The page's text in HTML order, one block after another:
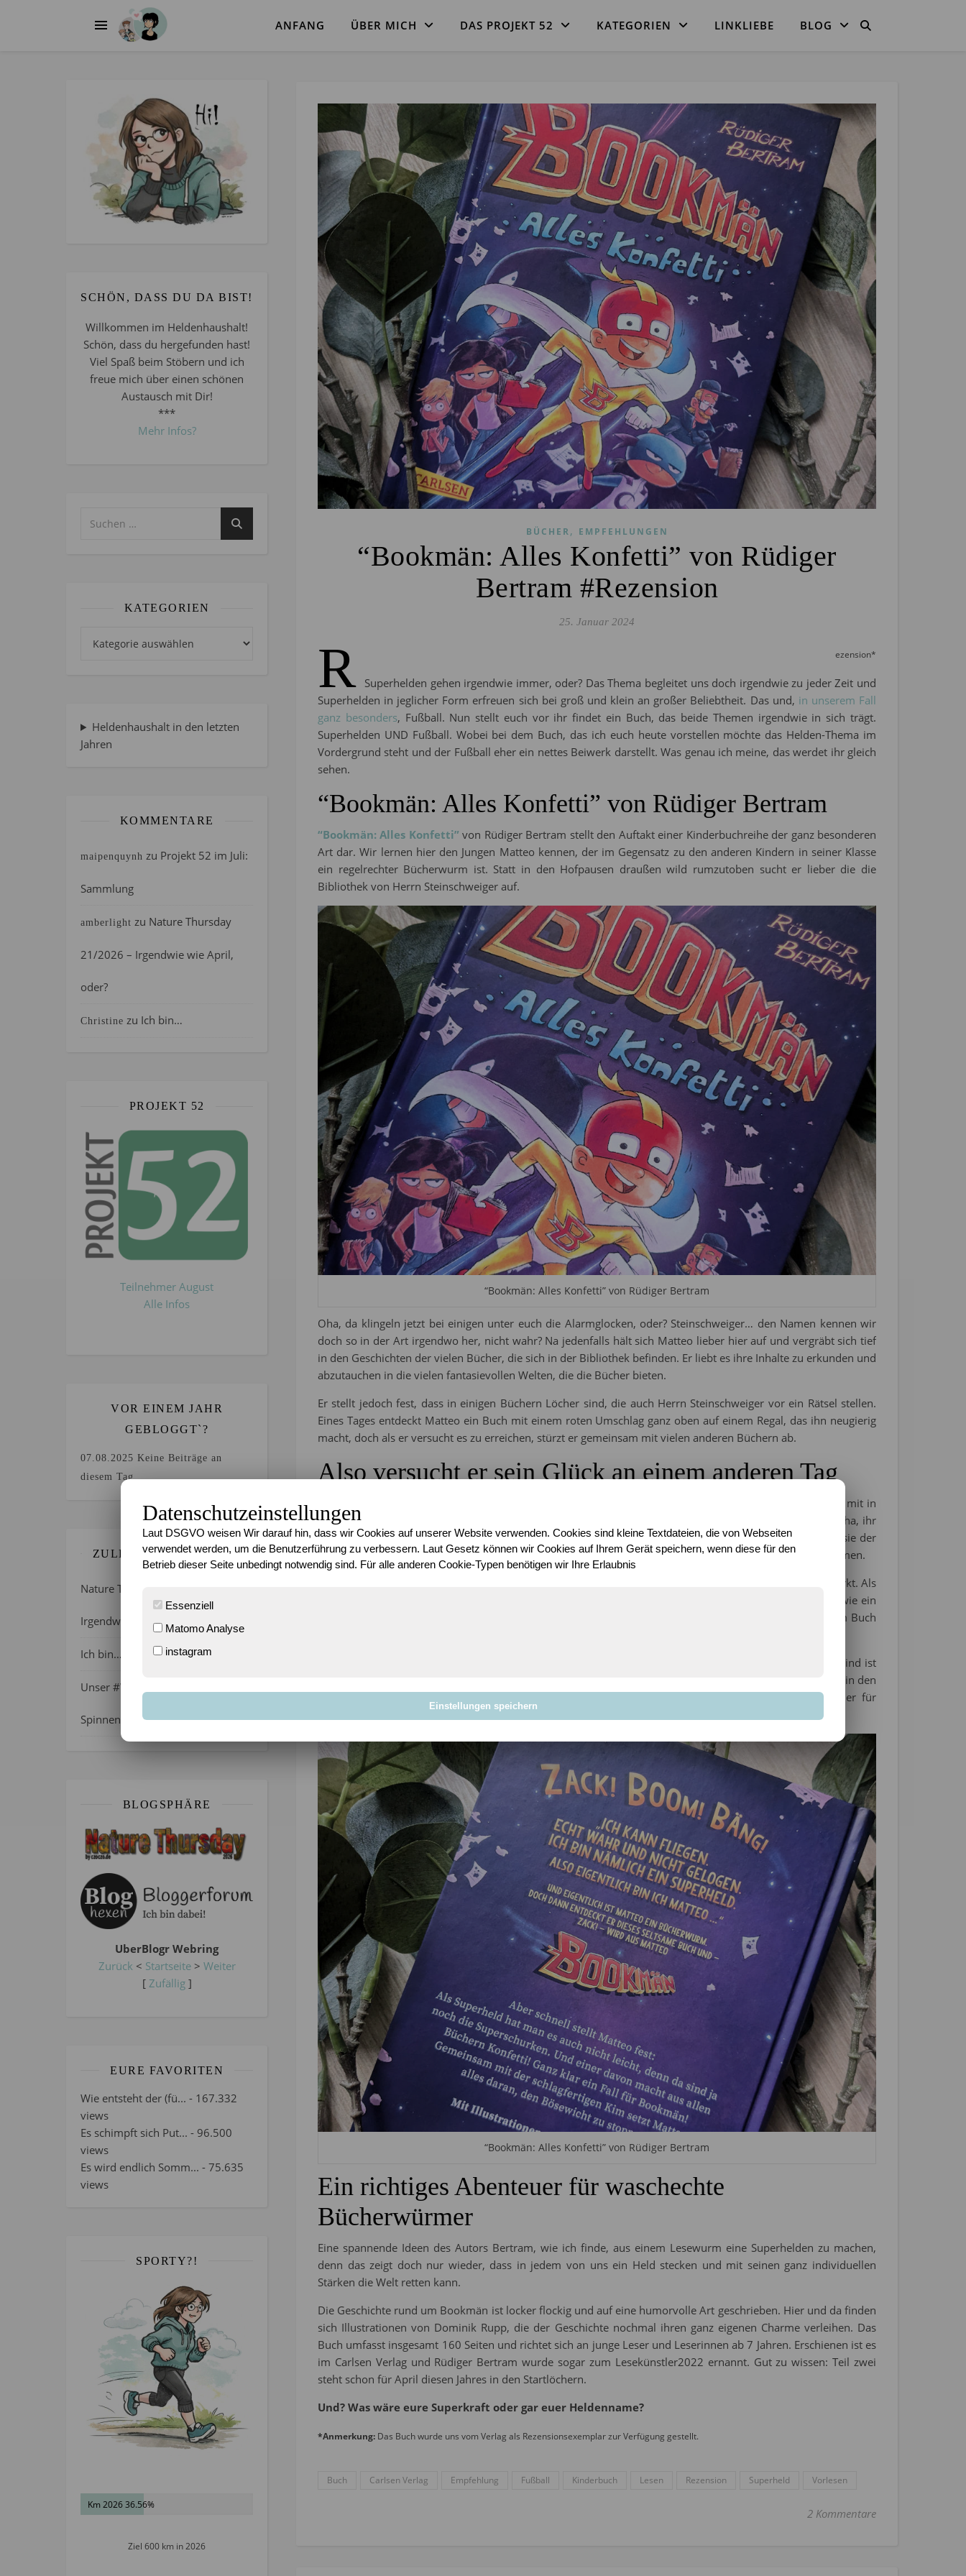
ANFANG ÜBER MICH DAS PROJEKT 52 KATEGORIEN LINKLIEBE BLOG
SCHÖN, DASS DU DA BIST!
Willkommen im Heldenhaushalt!
Schön, dass du hergefunden hast!
Viel Spaß beim Stöbern und ich
freue mich über einen schönen
Austausch mit Dir!
***
Mehr Infos?
KATEGORIEN
Heldenhaushalt in den letzten
Jahren
KOMMENTARE
maipenquynh zu Projekt 52 im Juli:
Sammlung
amberlight zu Nature Thursday
21/2026 – Irgendwie wie April,
oder?
Christine zu Ich bin…
PROJEKT 52
Teilnehmer August
Alle Infos
VOR EINEM JAHR
GEBLOGGT`?
07.08.2025 Keine Beiträge an
diesem Tag.
ZULETZT GEBLOGGT…
Nature Thursday 21/2026 –
Irgendwie wie April, oder?
Ich bin…
Unser #WIB am 01./02.08.2026 –
Spinnenalarm!
BLOGSPHÄRE
UberBlogr Webring
Zurück < Startseite> Weiter
[ Zufällig]
EURE FAVORITEN
Wie entsteht der (fü... - 167.332
views
Es schimpft sich Put... - 96.500
views
Es wird endlich Somm... - 75.635
views
SPORTY?!
Km 2026 36.56%
Ziel 600 km in 2026
BÜCHER, EMPFEHLUNGEN
“Bookmän: Alles Konfetti” von Rüdiger
Bertram #Rezension
25. Januar 2024
R ezension*
Superhelden gehen irgendwie immer, oder? Das Thema begleitet uns doch irgendwie zu jeder Zeit und
Superhelden in jeglicher Form erfreuen sich bei groß und klein an großer Beliebtheit. Das und, in unserem Fall
ganz besonders, Fußball. Nun stellt euch vor ihr findet ein Buch, das beide Themen irgendwie in sich trägt.
Superhelden UND Fußball. Wobei bei dem Buch, das ich euch heute vorstellen möchte das Helden-Thema im
Vordergrund steht und der Fußball eher ein nettes Beiwerk darstellt. Was genau ich meine, das werdet ihr gleich
sehen.
“Bookmän: Alles Konfetti” von Rüdiger Bertram
“Bookmän: Alles Konfetti”von Rüdiger Bertram stellt den Auftakt einer Kinderbuchreihe der ganz besonderen
Art dar. Wir lernen hier den Jungen Matteo kennen, der im Gegensatz zu den anderen Kindern in seiner Klasse
ein regelrechter Bücherwurm ist. Statt in den Hofpausen draußen wild rumzutoben sucht er lieber die die
Bibliothek von Herrn Steinschweiger auf.
“Bookmän: Alles Konfetti” von Rüdiger Bertram
Oha, da klingeln jetzt bei einigen unter euch die Alarmglocken, oder? Steinschweiger… den Namen kennen wir
doch so in der Art irgendwo her, nicht wahr? Na jedenfalls hält sich Matteo lieber hier auf und vergräbt sich tief
in den Geschichten der vielen Bücher, die sich in der Bibliothek befinden. Er liebt es ihre Inhalte zu erkunden und
abzutauchen in die vielen fantasievollen Welten, die die Bücher bieten.
Er stellt jedoch fest, dass in einigen Büchern Löcher sind, die auch Herrn Steinschweiger vor ein Rätsel stellen.
Eines Tages entdeckt Matteo ein Buch mit einem roten Umschlag ganz oben auf einem Regal, das ihn neugierig
macht, doch als er versucht es zu erreichen, stürzt er gemeinsam mit vielen anderen Büchern ab.
Also versucht er sein Glück an einem anderen Tag
In sein Haus ist das Mädchen Kim neu eingezogen und wohnt nun eine Etage unter ihm. Er überredet sie mit in
die Bücherei zu kommen, in dem er ihr erzählt, dass sie dort einen ehemaligen Fußballstar treffen kann (ha, ihr
habt es doch geahnt, oder?!?). Da sie ein großer Fan ist und selber mit Begeisterung Fußball spielt, kann sie der
Versuchung nicht widerstehen und mit ihrer Hilfe gelingt es ihm tatsächlich an das rote Buch heranzukommen.
Doch die Enttäuschung ist groß, denn die Seiten des Buches sind leer… bis auf eine, die wie ein Spiegel wirkt. Als
Matteo in diesen hineinschaut verändert er sich plötzlich, kann fliegen, hat einen Umhang und sieht aus wie ein
Superheld. Bookmän entsteht und verleiht ihm vollkommen neue Kräfte. Auch Kim kann Kraft aus diesem Buch
Doch was bedeutet das nun? Was für Fähigkeiten haben sie und was ist ihre Aufgabe? Wo Superhelden sind ist
ein Superschurke meist nicht fern und in diesem Fall gilt es nun herauszufinden, wer für die vielen Löcher in den
Büchern verantwortlich ist und damit die Bibliothek von Herrn Schweinsteiger bedroht. Das Abenteuer für
Bookmän und Comicgirl kann beginnen…
“Bookmän: Alles Konfetti” von Rüdiger Bertram
Ein richtiges Abenteuer für waschechte
Bücherwürmer
Eine spannende Ideen des Autors Bertram, wie ich finde, aus einem Lesewurm eine Superhelden zu machen,
denn das zeigt doch nur wieder, dass in jedem von uns ein Held stecken und mit seinen ganz individuellen
Stärken die Welt retten kann.
Die Geschichte rund um Bookmän ist locker flockig und auf eine humorvolle Art geschrieben. Hier und da finden
sich Illustrationen von Dominik Rupp, die der Geschichte nochmal ihren ganz eigenen Charme verleihen. Das
Buch umfasst insgesamt 160 Seiten und richtet sich an junge Leser und Leserinnen ab 7 Jahren. Erschienen ist es
im Carlsen Verlag und Rüdiger Bertram wurde sogar zum Lesekünstler2022 ernannt. Gut zu wissen: Teil zwei
steht schon für April diesen Jahres in den Startlöchern.
Und? Was wäre eure Superkraft oder gar euer Heldenname?
*Anmerkung: Das Buch wurde uns vom Verlag als Rezensionsexemplar zur Verfügung gestellt.
Buch Carlsen Verlag Empfehlung Fußball Kinderbuch Lesen Rezension Superheld Vorlesen
2 Kommentare
Datenschutzeinstellungen
Laut DSGVO weisen Wir darauf hin, dass wir Cookies auf unserer Website verwenden. Cookies sind kleine Textdateien, die von Webseiten
verwendet werden, um die Benutzerführung zu verbessern. Laut Gesetz können wir Cookies auf Ihrem Gerät speichern, wenn diese für den
Betrieb dieser Seite unbedingt notwendig sind. Für alle anderen Cookie-Typen benötigen wir Ihre Erlaubnis
Essenziell
Matomo Analyse
instagram
Einstellungen speichern